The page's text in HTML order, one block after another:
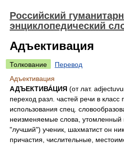
Российский
энциклопедический
Адъективация
Толкование
Перевод
Адъективация
АДЪЕКТИВА́ЦИЯ (от лат.
переход разл. частей речи в класс
использования спец.
неизменяемые слова,
"лучший") ученик, шахматист он
причастия, числительные,